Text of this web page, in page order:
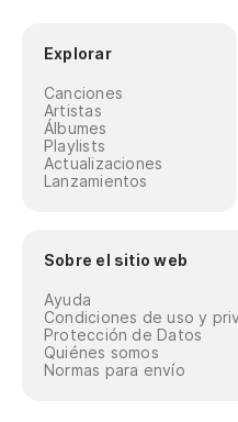
Explorar
Canciones
Artistas
Álbumes
Playlists
Actualizaciones
Lanzamientos
Sobre el sitio web
Ayuda
Condiciones de uso y
Protección de Datos
Quiénes somos
Normas para envío